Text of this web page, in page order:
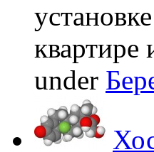
квартире
under